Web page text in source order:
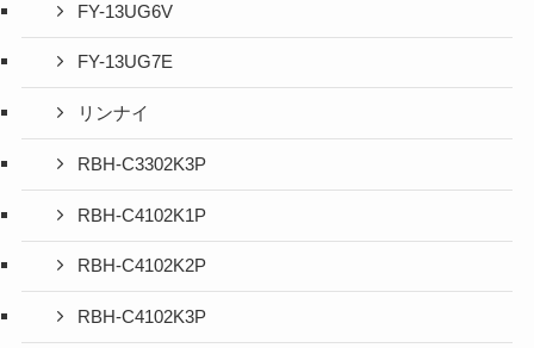
FY-13UG6V
FY-13UG7E
リンナイ
RBH-C3302K3P
RBH-C4102K1P
RBH-C4102K2P
RBH-C4102K3P